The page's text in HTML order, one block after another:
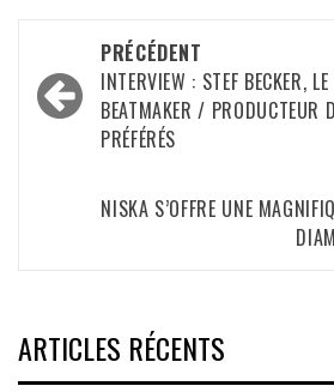
Navigation
d’article
PRÉCÉDENT
INTERVIEW : STEF BECKER, LE
BEATMAKER / PRODUCTEUR
PRÉFÉRÉS
NISKA S’OFFRE UNE
ARTICLES RÉCENTS